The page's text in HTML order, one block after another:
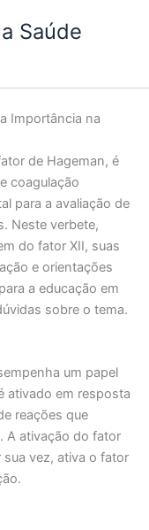
Saúde
Importância na
de Hageman, é
coagulação
para a avaliação de
Neste verbete,
do fator XII, suas
e orientações
a educação em
sobre o tema.
um papel
ativado em resposta
reações que
A ativação do fator
sua vez, ativa o fator